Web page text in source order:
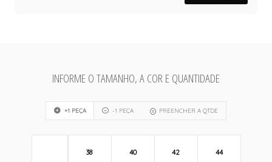
INFORME O TAMANHO, A COR E QUANTIDADE
+1 PEÇA -1 PEÇA PREENCHER A QTDE
38 40 42 44